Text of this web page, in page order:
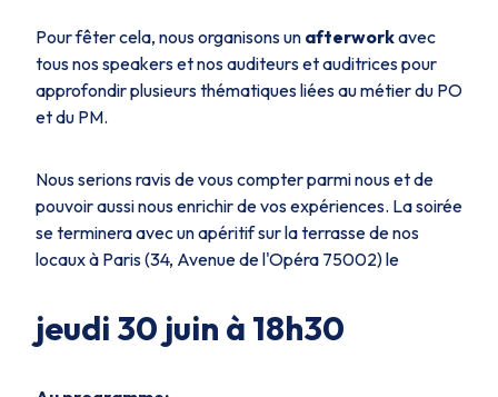
Pour fêter cela, nous organisons un afterworkavec
tous nos speakers et nos auditeurs et auditrices pour
approfondir plusieurs thématiques liées au métier du PO
et du PM.
Nous serions ravis de vous compter parmi nous et de
pouvoir aussi nous enrichir de vos expériences. La soirée
se terminera avec un apéritif sur la terrasse de nos
locaux à Paris (34, Avenue de l'Opéra 75002) le
jeudi 30 juin à 18h30